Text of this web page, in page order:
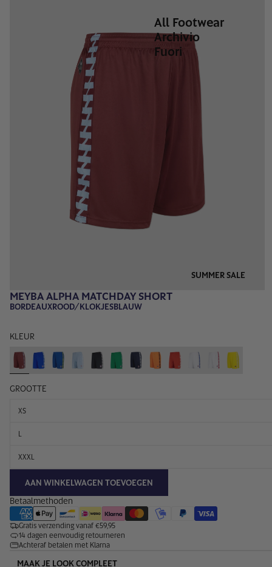
All Footwear
Archivio
Fuori
SUMMER SALE
MEYBA ALPHA MATCHDAY SHORT
BORDEAUXROOD/KLOKJESBLAUW
KLEUR
GROOTTE
XS
L
XXXL
AAN WINKELWAGEN TOEVOEGEN
Betaalmethoden
Gratis verzending vanaf €59,95
14 dagen eenvoudig retourneren
Achteraf betalen met Klarna
MAAK JE LOOK COMPLEET